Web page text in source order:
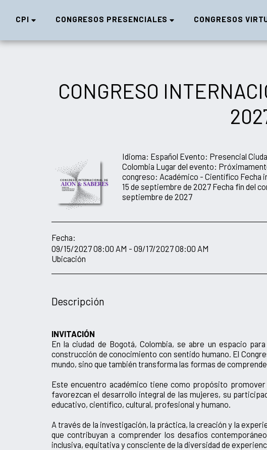
CPI CONGRESOS PRESENCIALES CONGRESOS
CONGRESO
Idioma: Español Evento: Presencial
Colombia Lugar del evento:
congreso: Académico - Científico Fecha
15 de septiembre de 2027 Fecha fin del
septiembre de 2027
Fecha:
09/15/2027 08:00 AM - 09/17/2027 08:00 AM
Ubicación
Descripción
INVITACIÓN
En la ciudad de Bogotá, Colombia, se abre un espacio
construcción de conocimiento con sentido humano. El
mundo, sino que también transforma las formas de
Este encuentro académico tiene como propósito
favorezcan el desarrollo integral de las mujeres, su
educativo, científico, cultural, profesional y humano.
A través de la investigación, la práctica, la creación y la
que contribuyan a comprender los desafíos
inclusiva, equitativa y consciente de la diversidad de